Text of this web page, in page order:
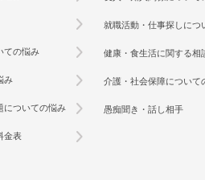
ての悩み
み
についての悩み
金表
就職活動・仕事探しにつ
健康・食生活に関する相
介護・社会保障について
愚痴聞き・話し相手